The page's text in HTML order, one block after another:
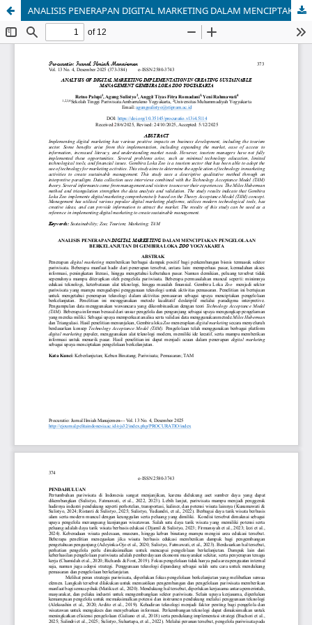
ANALISIS PENERAPAN DIGITAL MARKETING DALAM MENCIPTAKAN PENGELOLAAN BERKELANJUTAN DI GEMBIRA LOKA ZOO YOGYAKARTA